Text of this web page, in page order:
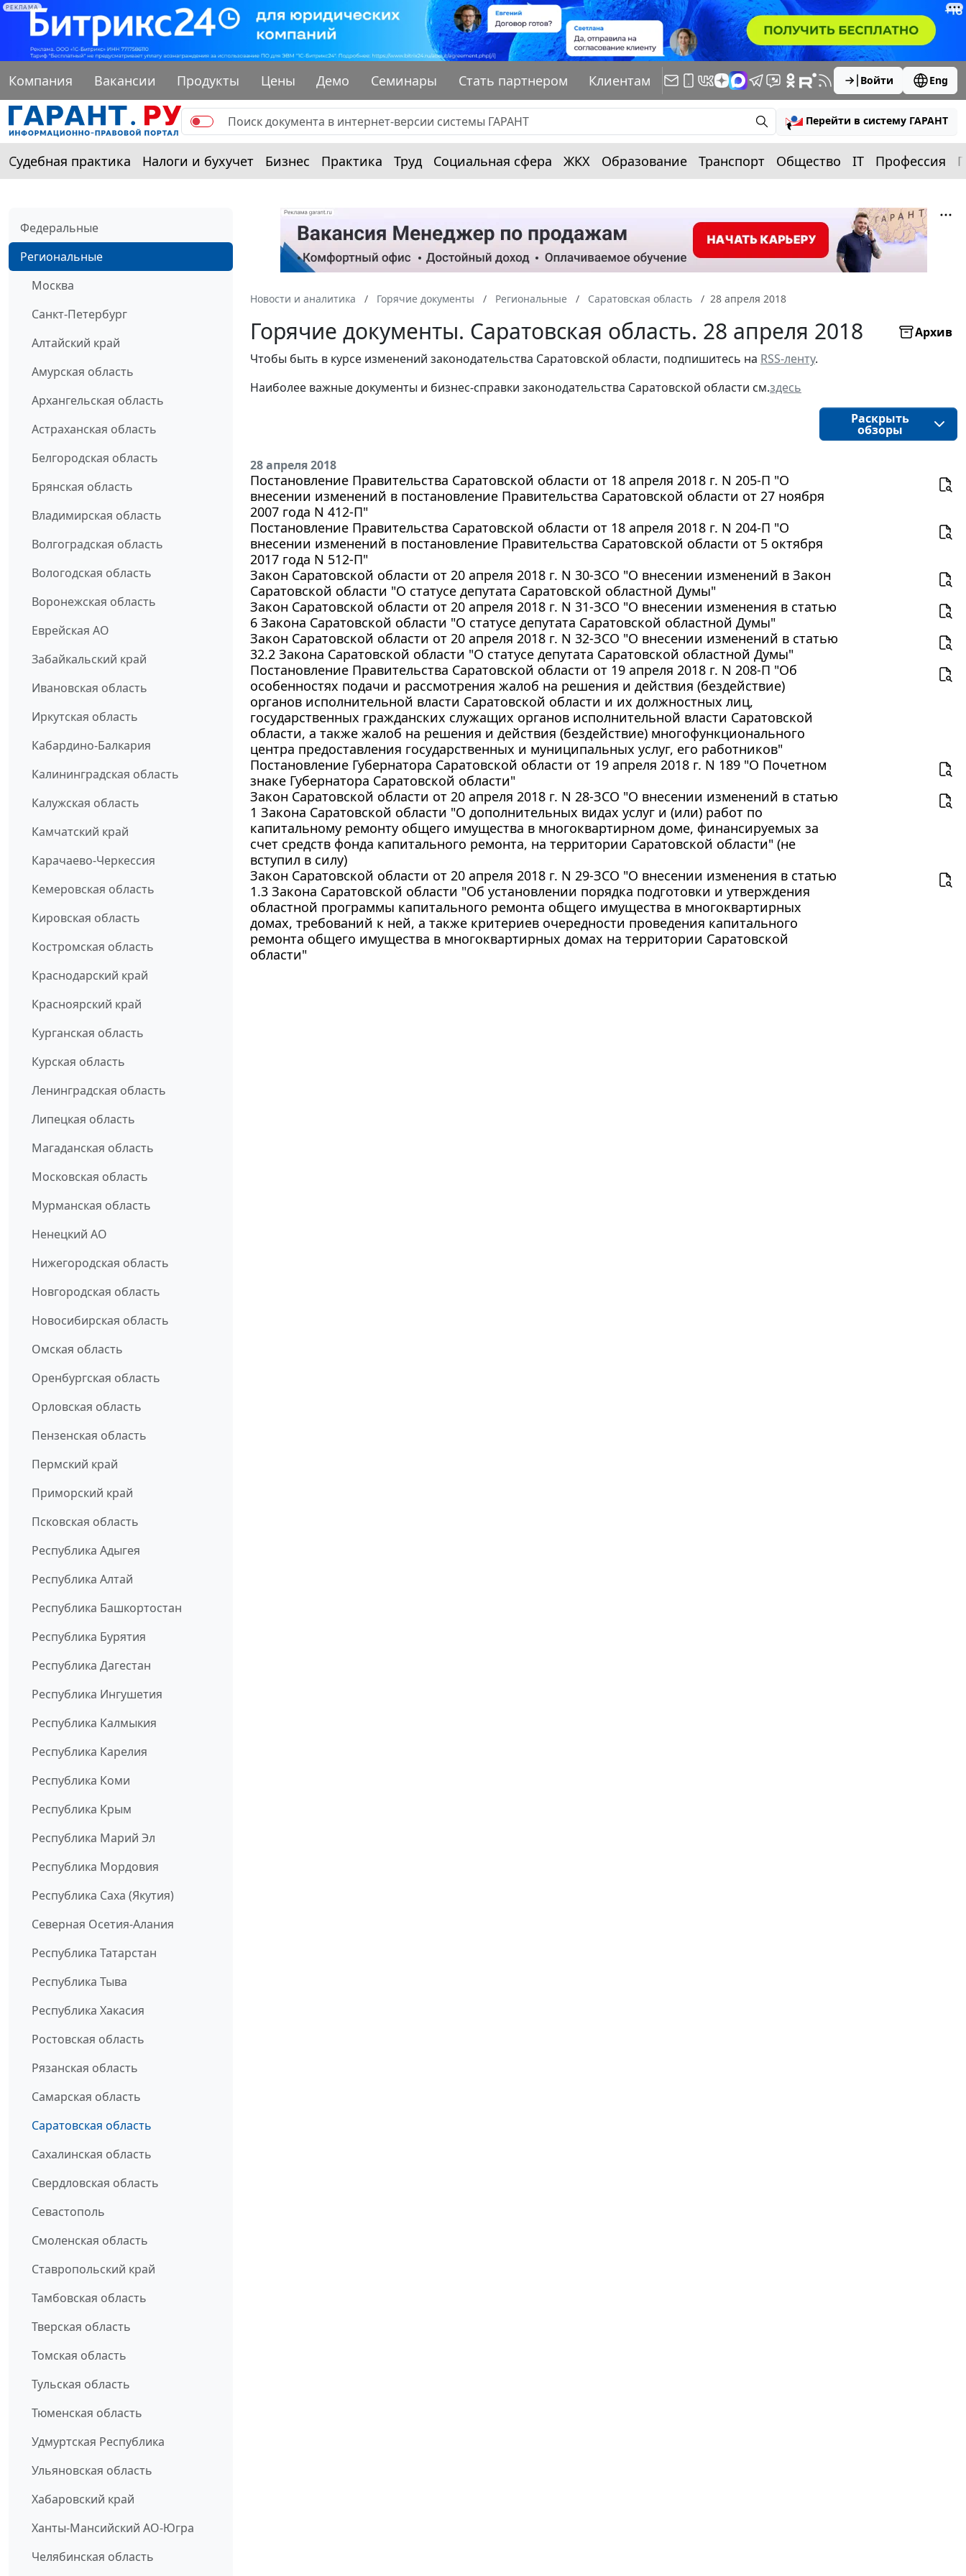
РЕКЛАМА
Компания Вакансии Продукты Цены Демо Семинары Стать партнером Клиентам Войти Eng
Перейти в систему ГАРАНТ
Судебная практика Налоги и бухучет Бизнес Практика Труд Социальная сфера ЖКХ Образование Транспорт Общество IT Профессия
Федеральные
Региональные
Москва
Санкт-Петербург
Алтайский край
Амурская область
Архангельская область
Астраханская область
Белгородская область
Брянская область
Владимирская область
Волгоградская область
Вологодская область
Воронежская область
Еврейская АО
Забайкальский край
Ивановская область
Иркутская область
Кабардино-Балкария
Калининградская область
Калужская область
Камчатский край
Карачаево-Черкессия
Кемеровская область
Кировская область
Костромская область
Краснодарский край
Красноярский край
Курганская область
Курская область
Ленинградская область
Липецкая область
Магаданская область
Московская область
Мурманская область
Ненецкий АО
Нижегородская область
Новгородская область
Новосибирская область
Омская область
Оренбургская область
Орловская область
Пензенская область
Пермский край
Приморский край
Псковская область
Республика Адыгея
Республика Алтай
Республика Башкортостан
Республика Бурятия
Республика Дагестан
Республика Ингушетия
Республика Калмыкия
Республика Карелия
Республика Коми
Республика Крым
Республика Марий Эл
Республика Мордовия
Республика Саха (Якутия)
Северная Осетия-Алания
Республика Татарстан
Республика Тыва
Республика Хакасия
Ростовская область
Рязанская область
Самарская область
Саратовская область
Сахалинская область
Свердловская область
Севастополь
Смоленская область
Ставропольский край
Тамбовская область
Тверская область
Томская область
Тульская область
Тюменская область
Удмуртская Республика
Ульяновская область
Хабаровский край
Ханты-Мансийский АО-Югра
Челябинская область
Новости и аналитика Горячие документы Региональные Саратовская область 28 апреля 2018
Горячие документы. Саратовская область. 28 апреля 2018
Архив
Чтобы быть в курсе изменений законодательства Саратовской области, подпишитесь на RSS-ленту.
Наиболее важные документы и бизнес-справки законодательства Саратовской области см.здесь
Раскрыть
обзоры
28 апреля 2018
Постановление Правительства Саратовской области от 18 апреля 2018 г. N 205-П "О
внесении изменений в постановление Правительства Саратовской области от 27 ноября
2007 года N 412-П"
Постановление Правительства Саратовской области от 18 апреля 2018 г. N 204-П "О
внесении изменений в постановление Правительства Саратовской области от 5 октября
2017 года N 512-П"
Закон Саратовской области от 20 апреля 2018 г. N 30-ЗСО "О внесении изменений в Закон
Саратовской области "О статусе депутата Саратовской областной Думы"
Закон Саратовской области от 20 апреля 2018 г. N 31-ЗСО "О внесении изменения в статью
6 Закона Саратовской области "О статусе депутата Саратовской областной Думы"
Закон Саратовской области от 20 апреля 2018 г. N 32-ЗСО "О внесении изменений в статью
32.2 Закона Саратовской области "О статусе депутата Саратовской областной Думы"
Постановление Правительства Саратовской области от 19 апреля 2018 г. N 208-П "Об
особенностях подачи и рассмотрения жалоб на решения и действия (бездействие)
органов исполнительной власти Саратовской области и их должностных лиц,
государственных гражданских служащих органов исполнительной власти Саратовской
области, а также жалоб на решения и действия (бездействие) многофункционального
центра предоставления государственных и муниципальных услуг, его работников"
Постановление Губернатора Саратовской области от 19 апреля 2018 г. N 189 "О Почетном
знаке Губернатора Саратовской области"
Закон Саратовской области от 20 апреля 2018 г. N 28-ЗСО "О внесении изменений в статью
1 Закона Саратовской области "О дополнительных видах услуг и (или) работ по
капитальному ремонту общего имущества в многоквартирном доме, финансируемых за
счет средств фонда капитального ремонта, на территории Саратовской области" (не
вступил в силу)
Закон Саратовской области от 20 апреля 2018 г. N 29-ЗСО "О внесении изменения в статью
1.3 Закона Саратовской области "Об установлении порядка подготовки и утверждения
областной программы капитального ремонта общего имущества в многоквартирных
домах, требований к ней, а также критериев очередности проведения капитального
ремонта общего имущества в многоквартирных домах на территории Саратовской
области"